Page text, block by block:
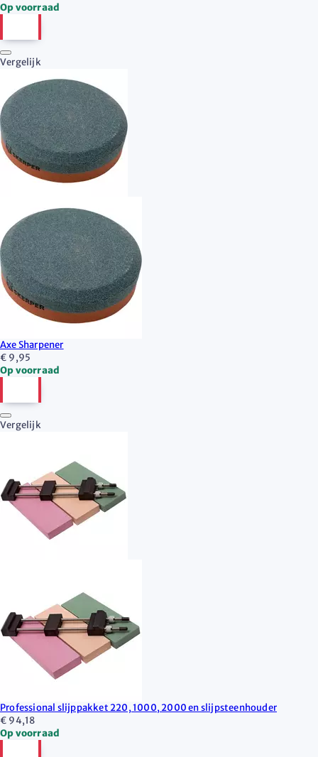
Op voorraad
Vergelijk
Axe Sharpener
€ 9,95
Op voorraad
Vergelijk
Professional slijppakket 220, 1000, 2000 en slijpsteenhouder
€ 94,18
Op voorraad